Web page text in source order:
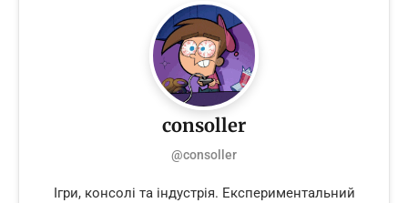
consoller
@consoller
Ігри, консолі та індустрія. Експериментальний